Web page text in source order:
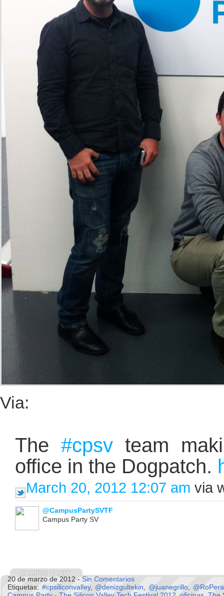
Via:
The #cpsv team
office in the Dogpatch.
March 20, 2012 12:07 am via
@CampusPartySVTF
Campus Party SV
20 de marzo de 2012 - Sin Comentarios
Etiquetas: #cpsiliconvalley, @denizgultekin, @juanegrillo,